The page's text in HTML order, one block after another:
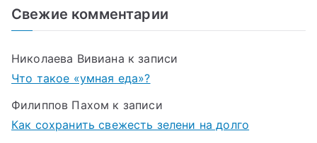
Свежие комментарии
Николаева Вивиана к записи
Что такое «умная еда»?
Филиппов Пахом к записи
Как сохранить свежесть зелени на долго